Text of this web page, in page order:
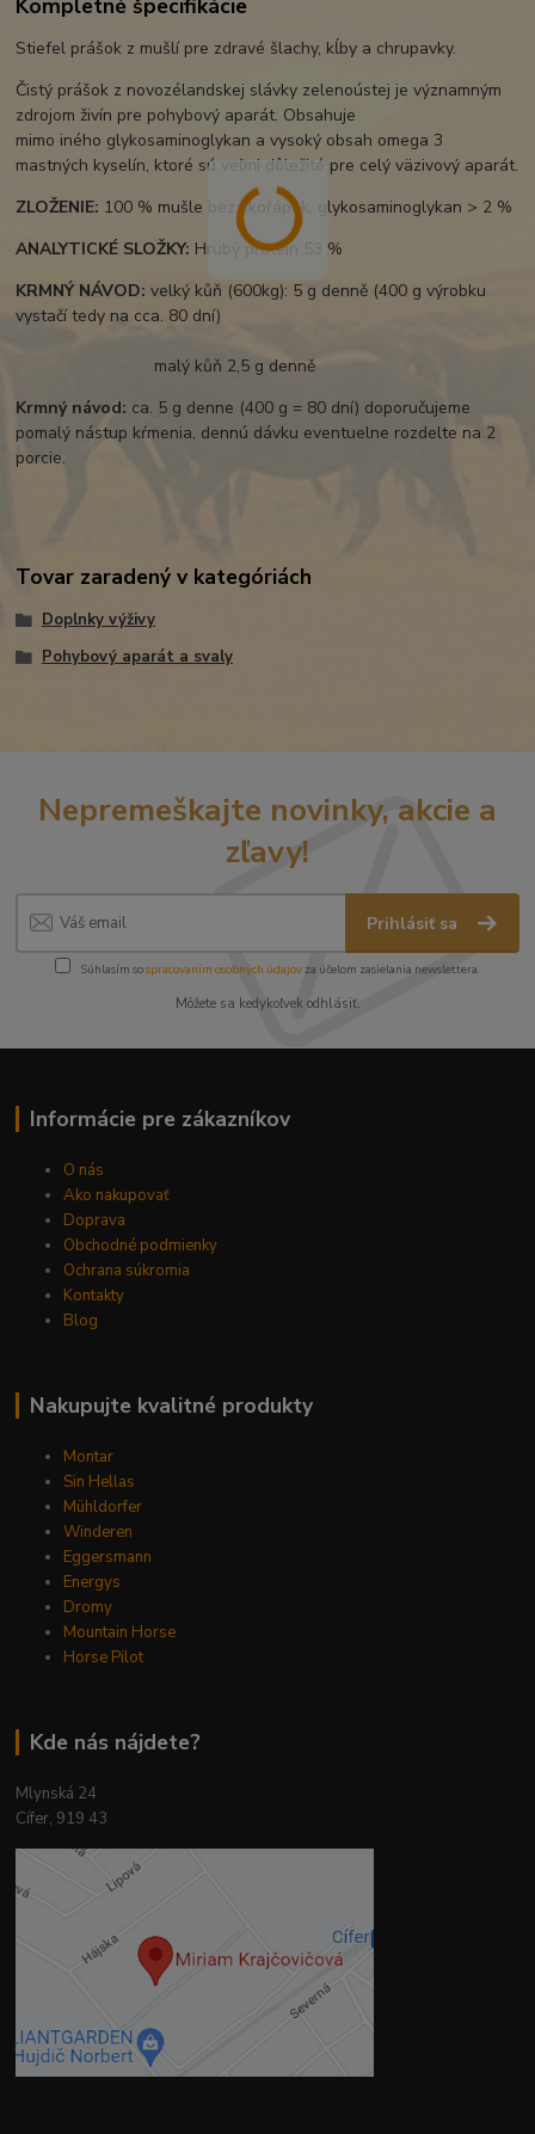
Stiefel prášok z mušlí pre zdravé šlachy, kĺby a chrupavky.
Čistý prášok z novozélandskej slávky zelenoústej je významným
zdrojom živín pre pohybový aparát. Obsahuje
mimo iného glykosaminoglykan a vysoký obsah omega 3
mastných kyselín, ktoré sú veľmi dôležité pre celý väzivový aparát.
ZLOŽENIE: 100 % mušle bez skořápek, glykosaminoglykan > 2 %
ANALYTICKÉ SLOŽKY: Hrubý protein 53 %
KRMNÝ NÁVOD:velký kůň (600kg): 5 g denně (400 g výrobku
vystačí tedy na cca. 80 dní)
malý kůň 2,5 g denně
Krmný návod: ca. 5 g denne (400 g = 80 dní) doporučujeme
pomalý nástup kŕmenia, dennú dávku eventuelne rozdelte na 2
porcie.
Tovar zaradený v kategóriách
Doplnky výživy
Pohybový aparát a svaly
Nepremeškajte novinky, akcie a
zľavy!
Prihlásiť sa
Súhlasím sospracovaním osobných údajov za účelom zasielania newslettera.
Môžete sa kedykoľvek odhlásiť.
Informácie pre zákazníkov
O nás
Ako nakupovať
Doprava
Obchodné podmienky
Ochrana súkromia
Kontakty
Blog
Nakupujte kvalitné produkty
Montar
Sin Hellas
Mühldorfer
Winderen
Eggersmann
Energys
Dromy
Mountain Horse
Horse Pilot
Kde nás nájdete?
Mlynská 24
Cífer, 919 43